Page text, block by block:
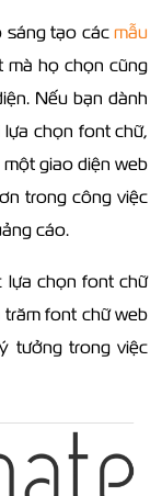
sáng tạo cácmẫu
họ chọn cũng
Nếu bạn dành
chọn font chữ,
giao diện web
trong công việc
cáo.
lựa chọn font chữ
trăm font chữ web
tưởng trong việc